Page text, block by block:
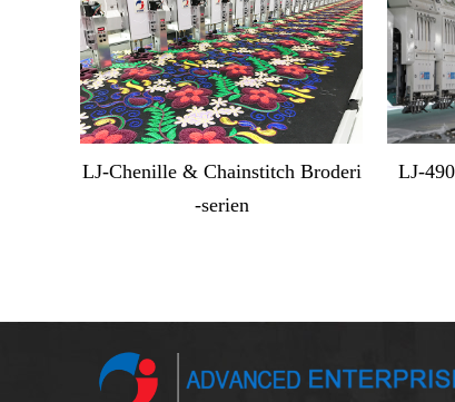
LJ-Chenille & Chainstitch Broderi
-serien
LJ-